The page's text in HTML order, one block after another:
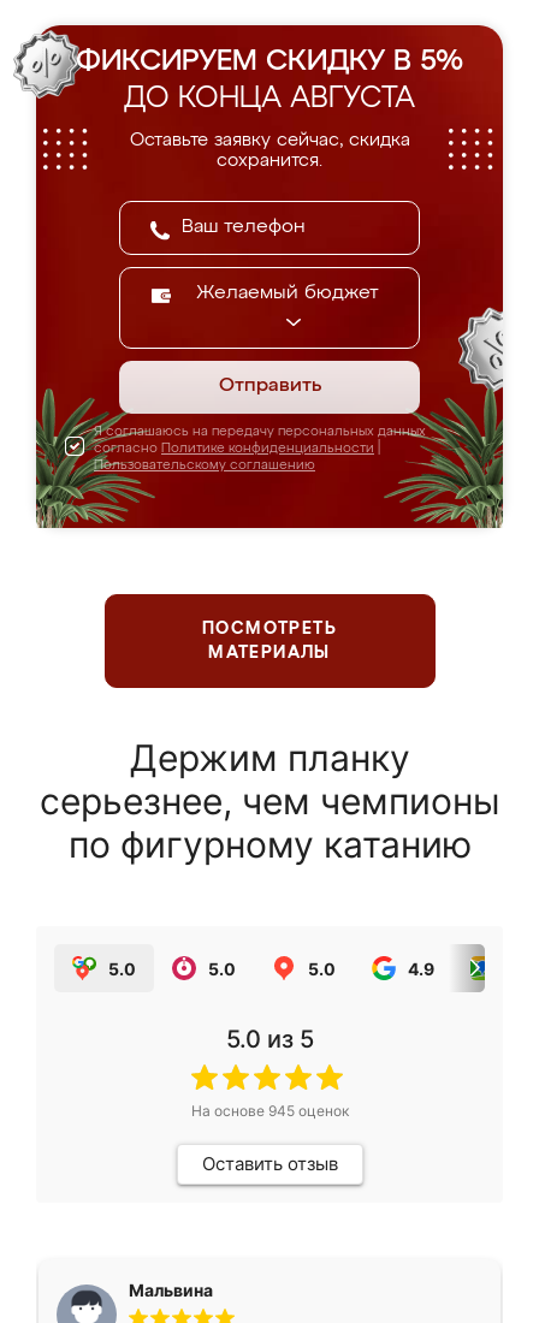
ФИКСИРУЕМ СКИДКУ В 5%
ДО КОНЦА АВГУСТА
Оставьте заявку сейчас, скидка
сохранится.
Желаемый бюджет
Отправить
Я соглашаюсь на передачу персональных данных
согласно Политике конфиденциальности
Пользовательскому соглашению
ПОСМОТРЕТЬ
МАТЕРИАЛЫ
Держим планку
серьезнее, чем чемпионы
по фигурному катанию
5.0 5.0 5.0 4.9
5.0 из 5
На основе 945оценок
Оставить отзыв
Мальвина